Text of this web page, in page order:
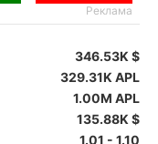
Реклама
346.53K $
329.31K APL
1.00M APL
135.88K $
1.01 - 1.10